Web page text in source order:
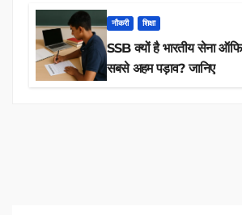
नौकरी शिक्षा
SSB क्यों है भारतीय सेना
सबसे अहम पड़ाव? जानिए